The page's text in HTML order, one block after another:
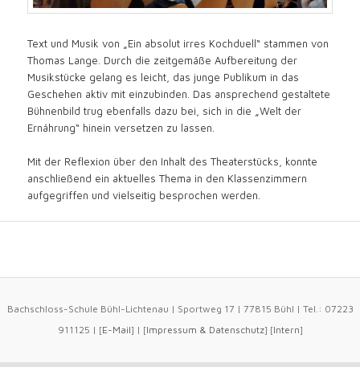
Text und Musik von „Ein absolut irres Kochduell“ stammen von
Thomas Lange. Durch die zeitgemäße Aufbereitung der
Musikstücke gelang es leicht, das junge Publikum in das
Geschehen aktiv mit einzubinden. Das ansprechend gestaltete
Bühnenbild trug ebenfalls dazu bei, sich in die „Welt der
Ernährung“ hinein versetzen zu lassen.
Mit der Reflexion über den Inhalt des Theaterstücks, konnte
anschließend ein aktuelles Thema in den Klassenzimmern
aufgegriffen und vielseitig besprochen werden.
Bachschloss-Schule Bühl-Lichtenau | Sportweg 17 | 77815 Bühl | Tel.: 07223
911125 | [E-Mail] | [Impressum & Datenschutz] [Intern]